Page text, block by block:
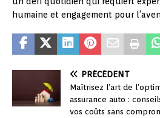
humaine et engagement pour
PRÉCÉDENT
Maîtrisez l’art de
assurance auto :
vos coûts sans